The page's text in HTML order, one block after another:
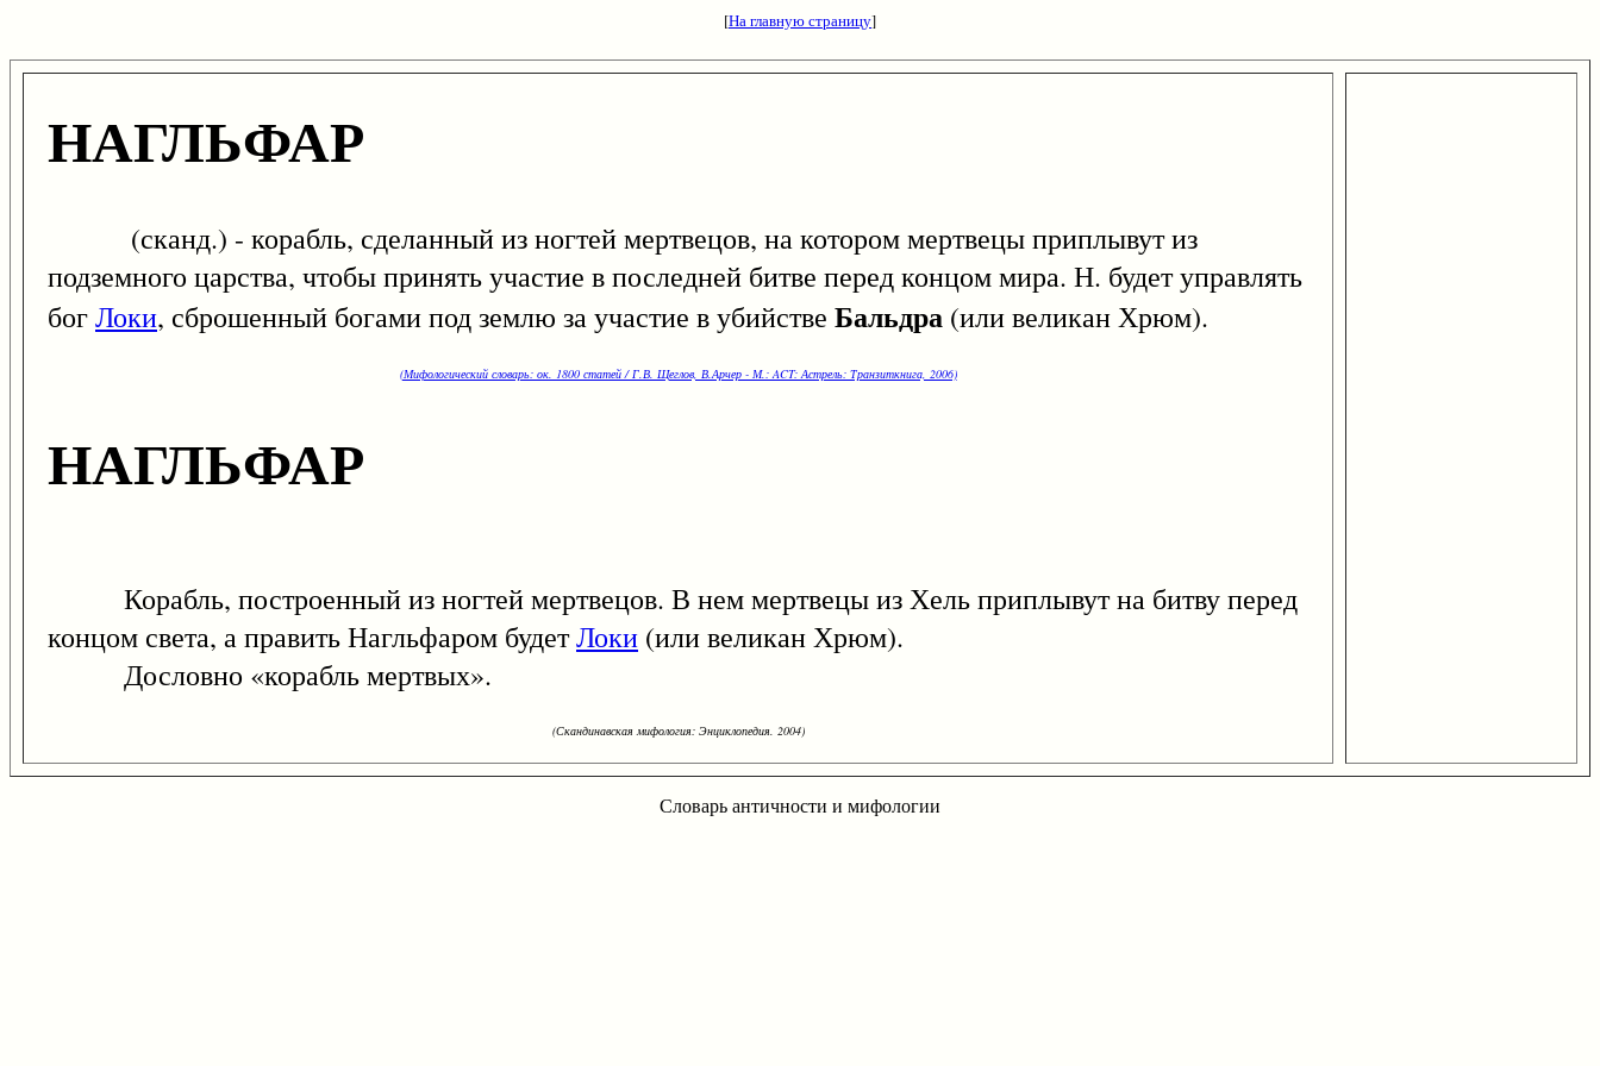
[На главную страницу]
НАГЛЬФАР
(сканд.) - корабль, сделанный из ногтей мертвецов, на котором мертвецы приплывут из
подземного царства, чтобы принять участие в последней битве перед концом мира. Н. будет управлять
богЛоки, сброшенный богами под землю за участие в убийстве Бальдра (или великан Хрюм).
(Мифологический словарь: ок. 1800 статей / Г.В. Щеглов, В.Арчер - М.: ACT: Астрель: Транзиткнига, 2006)
НАГЛЬФАР
Корабль, построенный из ногтей мертвецов. В нем мертвецы из Хель приплывут на битву перед
концом света, а править Нагльфаром будетЛоки (или великан Хрюм).
Дословно «корабль мертвых».
(Скандинавская мифология: Энциклопедия. 2004)
Словарь античности и мифологии